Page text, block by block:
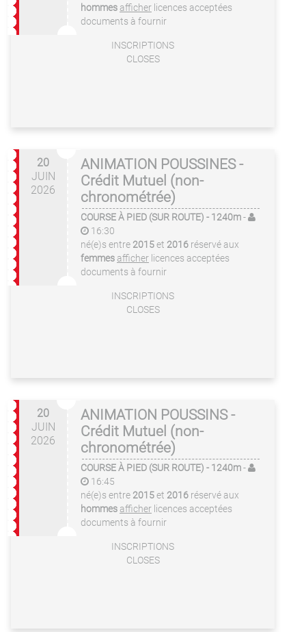
hommesafficher licences acceptées
documents à fournir
INSCRIPTIONS
CLOSES
20
JUIN
2026
ANIMATION POUSSINES -
Crédit Mutuel (non-
chronométrée)
COURSE À PIED (SUR ROUTE) - 1240m-
16:30
né(e)s entre 2015et 2016 réservé aux
femmesafficher licences acceptées
documents à fournir
INSCRIPTIONS
CLOSES
20
JUIN
2026
ANIMATION POUSSINS -
Crédit Mutuel (non-
chronométrée)
COURSE À PIED (SUR ROUTE) - 1240m-
16:45
né(e)s entre 2015et 2016 réservé aux
hommesafficher licences acceptées
documents à fournir
INSCRIPTIONS
CLOSES